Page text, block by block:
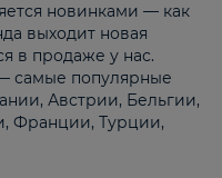
новинками — как
выходит новая
в продаже у нас.
самые популярные
Австрии, Бельгии,
Франции, Турции,